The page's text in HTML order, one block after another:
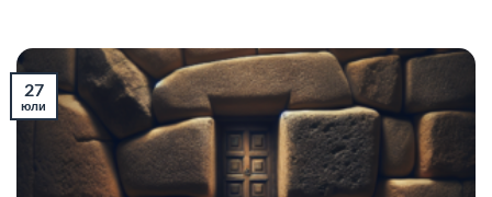
27
юли